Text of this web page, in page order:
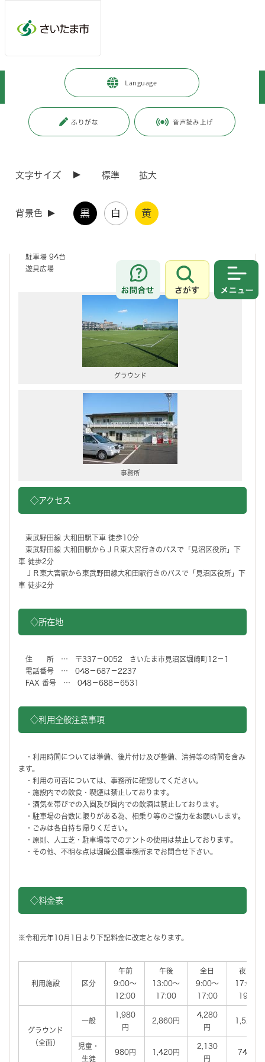
Language
ふりがな 音声読み上げ
文字サイズ 標準 拡大
背景色 黒 白 黄
お問合せ
さがす
観光・スポーツ・文化 > スポーツ・公園・余暇
>
更新日付：2025年10月16日 / ページ番号：C033421
グラウンド（兼用）人工芝サッカーコート1面、ソフトボールコート
駐車場 94台
遊具広場
グラウンド
事務所
◇アクセス
東武野田線 大和田駅下車 徒歩10分
東武野田線 大和田駅からＪＲ東大宮行きのバスで「見沼区役所」下
車 徒歩2分
ＪＲ東大宮駅から東武野田線大和田駅行きのバスで「見沼区役所」下
車 徒歩2分
◇所在地
住 所 … 〒337－0052 さいたま市見沼区堀崎町12－1
電話番号 … 048－687－2237
FAX 番号 … 048－688－6531
◇利用全般注意事項
・利用時間については準備、後片付け及び整備、清掃等の時間を含み
ます。
・利用の可否については、事務所に確認してください。
・施設内での飲食・喫煙は禁止しております。
・酒気を帯びでの入園及び園内での飲酒は禁止しております。
・駐車場の台数に限りがある為、相乗り等のご協力をお願いします。
・ごみは各自持ち帰りください。
・原則、人工芝・駐車場等でのテントの使用は禁止しております。
・その他、不明な点は堀崎公園事務所までお問合せ下さい。
◇料金表
※令和元年10月1日より下記料金に改定となります。
利用施設 区分
午前
9:00～
12:00
午後
13:00～
17:00
全日
9:00～
17:00
夜間1
17:00～
19:00
グラウンド
（全面）
一般
1,980
円
2,860円
4,280
円
1,520円
児童・
生徒
980円 1,420円
2,130
円
740円